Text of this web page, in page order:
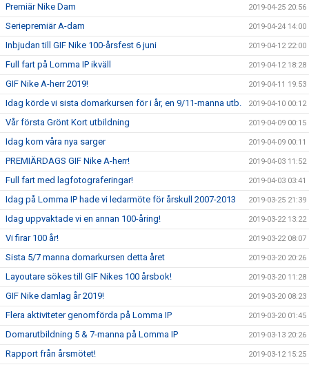
Premiär Nike Dam 2019-04-25 20:56
Seriepremiär A-dam 2019-04-24 14:00
Inbjudan till GIF Nike 100-årsfest 6 juni 2019-04-12 22:00
Full fart på Lomma IP ikväll 2019-04-12 18:28
GIF Nike A-herr 2019! 2019-04-11 19:53
Idag körde vi sista domarkursen för i år, en 9/11-manna utb. 2019-04-10 00:12
Vår första Grönt Kort utbildning 2019-04-09 00:15
Idag kom våra nya sarger 2019-04-09 00:11
PREMIÄRDAGS GIF Nike A-herr! 2019-04-03 11:52
Full fart med lagfotograferingar! 2019-04-03 03:41
Idag på Lomma IP hade vi ledarmöte för årskull 2007-2013 2019-03-25 21:39
Idag uppvaktade vi en annan 100-åring! 2019-03-22 13:22
Vi firar 100 år! 2019-03-22 08:07
Sista 5/7 manna domarkursen detta året 2019-03-20 20:26
Layoutare sökes till GIF Nikes 100 årsbok! 2019-03-20 11:28
GIF Nike damlag år 2019! 2019-03-20 08:23
Flera aktiviteter genomförda på Lomma IP 2019-03-20 01:45
Domarutbildning 5 & 7-manna på Lomma IP 2019-03-13 20:26
Rapport från årsmötet! 2019-03-12 15:25